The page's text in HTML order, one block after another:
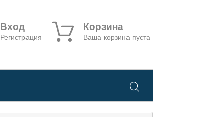
Вход
Регистрация
Корзина
Ваша корзина пуста